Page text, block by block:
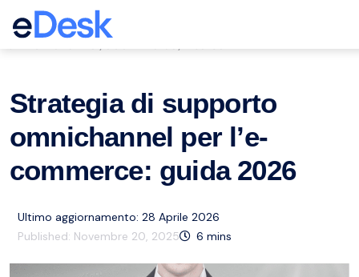
eCommerce Support Central
Strategia di supporto
omnichannel per l’e-
commerce: guida 2026
Ultimo aggiornamento: 28 Aprile 2026
Published: Novembre 20, 2025 6 mins